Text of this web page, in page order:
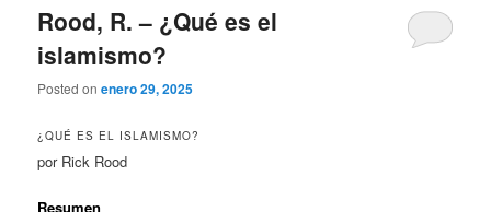
Rood, R. – ¿Qué es el
islamismo?
Posted onenero 29, 2025
¿QUÉ ES EL ISLAMISMO?
por Rick Rood
Resumen